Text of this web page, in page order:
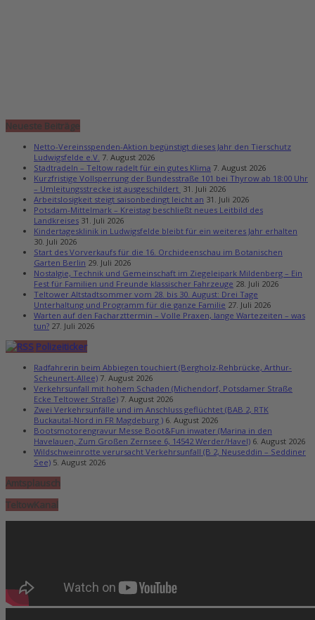
Neueste Beiträge
Netto-Vereinsspenden-Aktion begünstigt dieses Jahr den Tierschutz
Ludwigsfelde e.V. 7. August 2026
Stadtradeln – Teltow radelt für ein gutes Klima 7. August 2026
Kurzfristige Vollsperrung der Bundesstraße 101 bei Thyrow ab 18:00 Uhr
– Umleitungsstrecke ist ausgeschildert 31. Juli 2026
Arbeitslosigkeit steigt saisonbedingt leicht an 31. Juli 2026
Potsdam-Mittelmark – Kreistag beschließt neues Leitbild des
Landkreises 31. Juli 2026
Kindertagesklinik in Ludwigsfelde bleibt für ein weiteres Jahr erhalten
30. Juli 2026
Start des Vorverkaufs für die 16. Orchideenschau im Botanischen
Garten Berlin 29. Juli 2026
Nostalgie, Technik und Gemeinschaft im Ziegeleipark Mildenberg – Ein
Fest für Familien und Freunde klassischer Fahrzeuge 28. Juli 2026
Teltower Altstadtsommer vom 28. bis 30. August: Drei Tage
Unterhaltung und Programm für die ganze Familie 27. Juli 2026
Warten auf den Facharzttermin – Volle Praxen, lange Wartezeiten – was
tun? 27. Juli 2026
Polizeiticker
Radfahrerin beim Abbiegen touchiert (Bergholz-Rehbrücke, Arthur-
Scheunert-Allee) 7. August 2026
Verkehrsunfall mit hohem Schaden (Michendorf, Potsdamer Straße
Ecke Teltower Straße) 7. August 2026
Zwei Verkehrsunfälle und im Anschluss geflüchtet (BAB 2, RTK
Buckautal-Nord in FR Magdeburg ) 6. August 2026
Bootsmotorengravur Messe Boot&Fun inwater (Marina in den
Havelauen, Zum Großen Zernsee 6, 14542 Werder/Havel) 6. August 2026
Wildschweinrotte verursacht Verkehrsunfall (B 2, Neuseddin – Seddiner
See) 5. August 2026
Amtsplausch
TeltowKanal